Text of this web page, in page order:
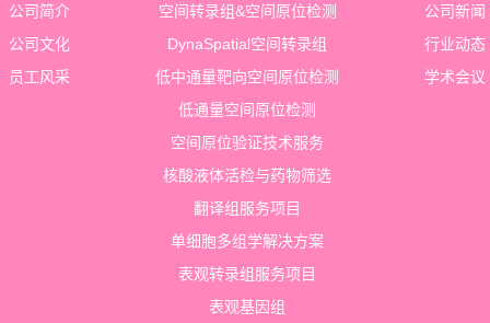
公司简介
公司文化
员工风采
空间转录组&空间原位检测
DynaSpatial空间转录组
低中通量靶向空间原位检测
低通量空间原位检测
空间原位验证技术服务
核酸液体活检与药物筛选
翻译组服务项目
单细胞多组学解决方案
表观转录组服务项目
表观基因组
公司新闻
行业动态
学术会议